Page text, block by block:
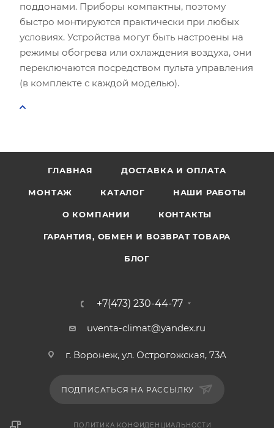
поддонами. Приборы компактны, поэтому
быстро монтируются практически при любых
условиях. Устройства могут быть настроены на
режимы обогрева или охлаждения воздуха, они
переключаются посредством пульта управления
(в комплекте с каждой моделью).
ГЛАВНАЯ ДОСТАВКА И ОПЛАТА
МОНТАЖ КАТАЛОГ НАШИ РАБОТЫ
О КОМПАНИИ КОНТАКТЫ
ГАРАНТИЯ, ОБМЕН И ВОЗВРАТ ТОВАРА
БЛОГ
+7(473) 230-44-77
uventa-climat@yandex.ru
г. Воронеж, ул. Острогожская, 73А
ПОДПИСАТЬСЯ НА РАССЫЛКУ
ПОЛИТИКА КОНФИДЕНЦИАЛЬНОСТИ